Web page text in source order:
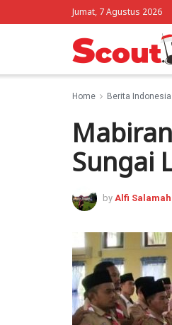
Jumat, 7 Agustus 2026
Home Berita Indonesia
Sungai
by Alfi Salamah